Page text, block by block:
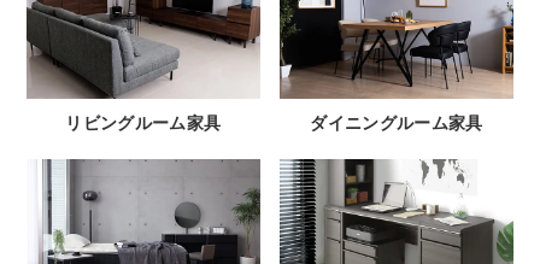
リビングルーム家具 ダイニングルーム家具